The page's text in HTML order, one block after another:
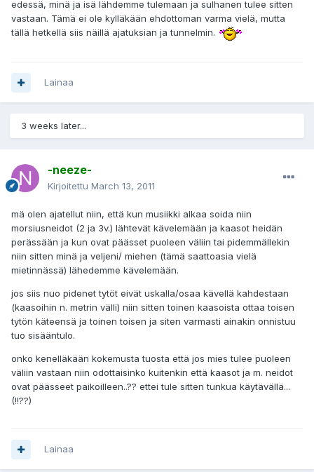
edessä, minä ja isä lähdemme tulemaan ja sulhanen tulee sitten
vastaan. Tämä ei ole kylläkään ehdottoman varma vielä, mutta
tällä hetkellä siis näillä ajatuksian ja tunnelmin.
Lainaa
3 weeks later...
-neeze-
Kirjoitettu March 13, 2011
mä olen ajatellut niin, että kun musiikki alkaa soida niin
morsiusneidot (2 ja 3v.) lähtevät kävelemään ja kaasot heidän
perässään ja kun ovat päässet puoleen väliin tai pidemmällekin
niin sitten minä ja veljeni/ miehen (tämä saattoasia vielä
mietinnässä) lähedemme kävelemään.
jos siis nuo pidenet tytöt eivät uskalla/osaa kävellä kahdestaan
(kaasoihin n. metrin välli) niin sitten toinen kaasoista ottaa toisen
tytön käteensä ja toinen toisen ja siten varmasti ainakin onnistuu
tuo sisääntulo.
onko kenelläkään kokemusta tuosta että jos mies tulee puoleen
väliin vastaan niin odottaisinko kuitenkin että kaasot ja m. neidot
ovat päässeet paikoilleen..?? ettei tule sitten tunkua käytävällä...
(!!??)
Lainaa